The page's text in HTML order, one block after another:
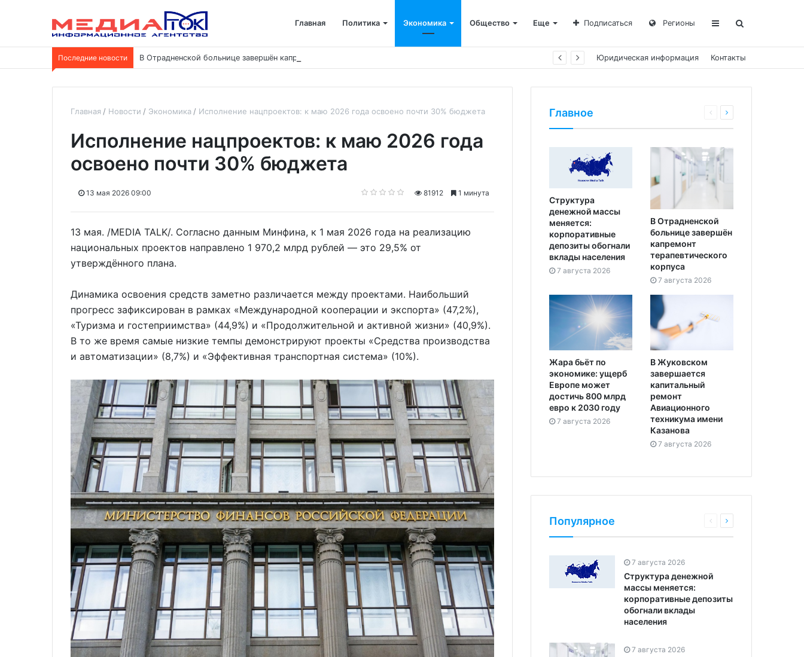
Главная Политика Экономика Общество Еще Подписаться Регионы
Последние новости В Отрадненской больнице завершён капремонт терапевтического корпуса Юридическая информация Контакты
Главная Новости Экономика Исполнение нацпроектов: к маю 2026 года освоено почти 30% бюджета
Исполнение нацпроектов: к маю 2026 года
освоено почти 30% бюджета
13 мая 2026 09:00 81912 1 минута
13 мая. /MEDIA TALK/. Согласно данным Минфина, к 1 мая 2026 года на реализацию
национальных проектов направлено 1 970,2 млрд рублей — это 29,5% от
утверждённого плана.
Динамика освоения средств заметно различается между проектами. Наибольший
прогресс зафиксирован в рамках «Международной кооперации и экспорта» (47,2%),
«Туризма и гостеприимства» (44,9%) и «Продолжительной и активной жизни» (40,9%).
В то же время самые низкие темпы демонстрируют проекты «Средства производства
и автоматизации» (8,7%) и «Эффективная транспортная система» (10%).
Главное
Структура
денежной массы
меняется:
корпоративные
депозиты обогнали
вклады населения
7 августа 2026
В Отрадненской
больнице завершён
капремонт
терапевтического
корпуса
7 августа 2026
Жара бьёт по
экономике: ущерб
Европе может
достичь 800 млрд
евро к 2030 году
7 августа 2026
В Жуковском
завершается
капитальный
ремонт
Авиационного
техникума имени
Казанова
7 августа 2026
Популярное
7 августа 2026
Структура денежной
массы меняется:
корпоративные депозиты
обогнали вклады
населения
7 августа 2026